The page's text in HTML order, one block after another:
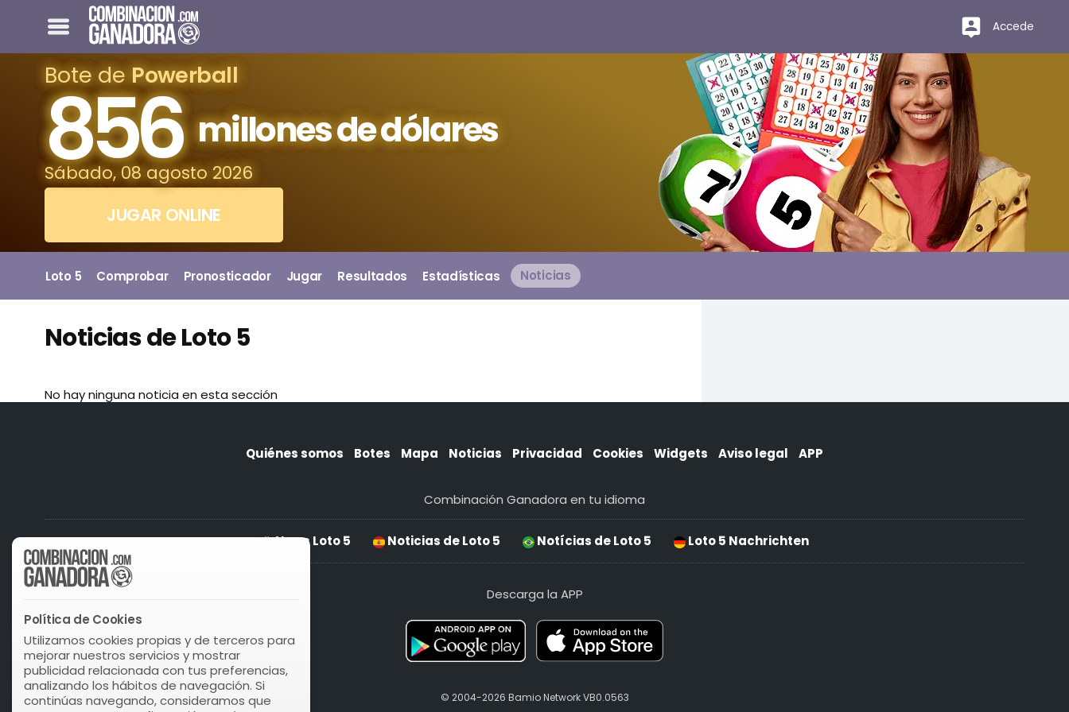
Accede
Bote de Powerball
856 millones de dólares
Sábado, 08 agosto 2026
JUGAR ONLINE
Loto 5 Comprobar Pronosticador Jugar Resultados Estadísticas Noticias
Noticias de Loto 5
No hay ninguna noticia en esta sección
Quiénes somos Botes Mapa Noticias Privacidad Cookies Widgets Aviso legal APP
Combinación Ganadora en tu idioma
News Loto 5 Noticias de Loto 5 Notícias de Loto 5 Loto 5 Nachrichten
Descarga la APP
© 2004-2026 Bamio Network VB0.0563
Política de Cookies
Utilizamos cookies propias y de terceros para
mejorar nuestros servicios y mostrar
publicidad relacionada con tus preferencias,
analizando los hábitos de navegación. Si
continúas navegando, consideramos que